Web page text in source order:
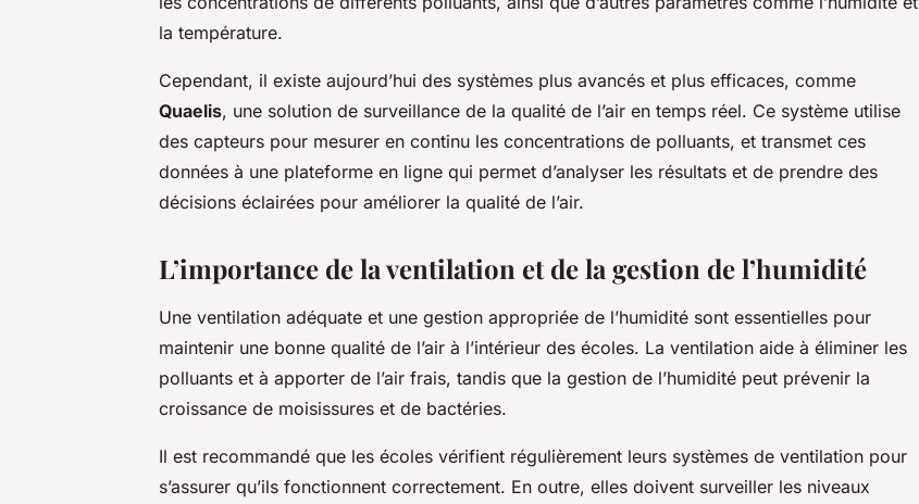
la température.
Cependant, il existe aujourd’hui des systèmes plus avancés et plus efficaces, comme
Quaelis, une solution de surveillance de la qualité de l’air en temps réel. Ce système utilise
des capteurs pour mesurer en continu les concentrations de polluants, et transmet ces
données à une plateforme en ligne qui permet d’analyser les résultats et de prendre des
décisions éclairées pour améliorer la qualité de l’air.
L’importance de la ventilation et de la gestion de l’humidité
Une ventilation adéquate et une gestion appropriée de l’humidité sont essentielles pour
maintenir une bonne qualité de l’air à l’intérieur des écoles. La ventilation aide à éliminer les
polluants et à apporter de l’air frais, tandis que la gestion de l’humidité peut prévenir la
croissance de moisissures et de bactéries.
Il est recommandé que les écoles vérifient régulièrement leurs systèmes de ventilation pour
s’assurer qu’ils fonctionnent correctement. En outre, elles doivent surveiller les niveaux